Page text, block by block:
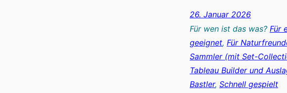
26. Januar 2026
Für wen ist das was? Für
geeignet, Für
Sammler (mit Set-
Tableau Builder und
Bastler, Schnell gespielt